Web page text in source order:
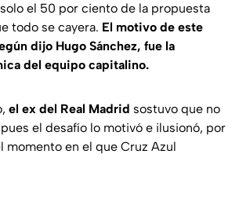
el 50 por ciento de la propuesta
todo se cayera. El motivo de este
dijo Hugo Sánchez, fue la
del equipo capitalino.
el ex del Real Madrid sostuvo que no
el desafío lo motivó e ilusionó, por
momento en el que Cruz Azul